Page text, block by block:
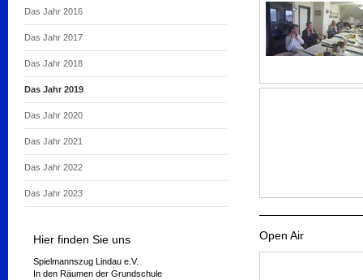
Das Jahr 2016
Das Jahr 2017
Das Jahr 2018
Das Jahr 2019
Das Jahr 2020
Das Jahr 2021
Das Jahr 2022
Das Jahr 2023
Hier finden Sie uns
Spielmannszug Lindau e.V.
In den Räumen der Grundschule
Open Air